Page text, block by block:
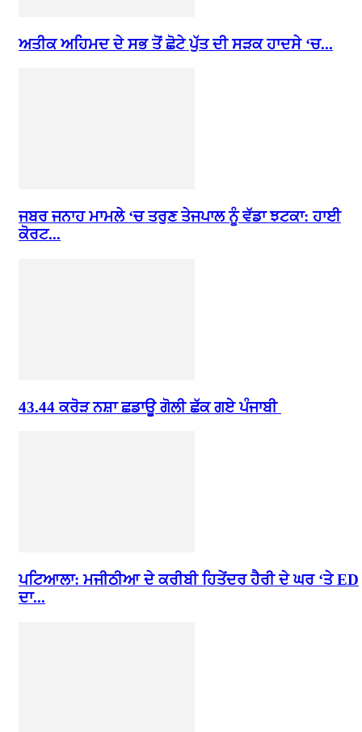
ਅਤੀਕ ਅਹਿਮਦ ਦੇ ਸਭ ਤੋਂ ਛੋਟੇ ਪੁੱਤ ਦੀ ਸੜਕ ਹਾਦਸੇ ‘ਚ...
ਜਬਰ ਜਨਾਹ ਮਾਮਲੇ ‘ਚ ਤਰੁਣ ਤੇਜਪਾਲ ਨੂੰ ਵੱਡਾ ਝਟਕਾ: ਹਾਈ
ਕੋਰਟ...
43.44 ਕਰੋੜ ਨਸ਼ਾ ਛਡਾਊ ਗੋਲੀ ਛੱਕ ਗਏ ਪੰਜਾਬੀ
ਪਟਿਆਲਾ: ਮਜੀਠੀਆ ਦੇ ਕਰੀਬੀ ਹਿਤੇਂਦਰ ਹੈਰੀ ਦੇ ਘਰ ‘ਤੇ ED
ਦਾ...